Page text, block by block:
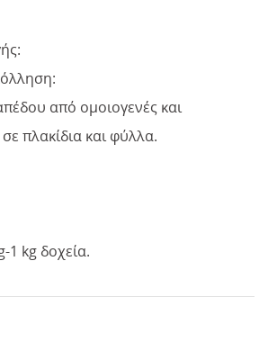
από ομοιογενές και
πλακίδια και φύλλα.
1 kg δοχεία.